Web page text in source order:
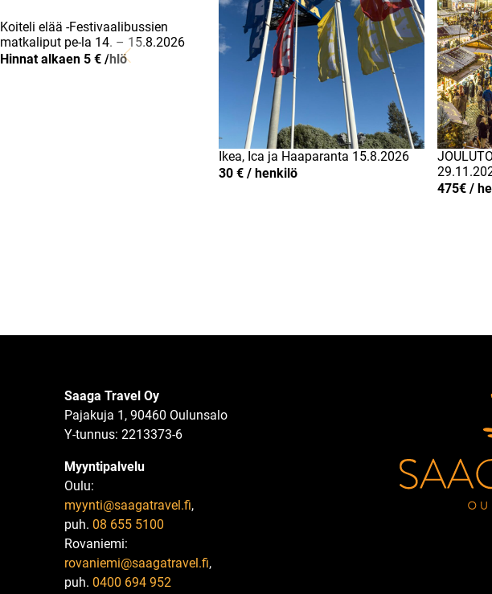
Koiteli elää -Festivaalibussien
matkaliput pe-la 14. – 15.8.2026
Hinnat alkaen 5 € /hlö
Ikea, Ica ja Haaparanta 15.8.2026
30 € / henkilö
475€ /
Saaga Travel Oy
Pajakuja 1, 90460 Oulunsalo
Y-tunnus: 2213373-6
Myyntipalvelu
Oulu:
myynti@saagatravel.fi,
puh. 08 655 5100
Rovaniemi:
rovaniemi@saagatravel.fi,
puh. 0400 694 952